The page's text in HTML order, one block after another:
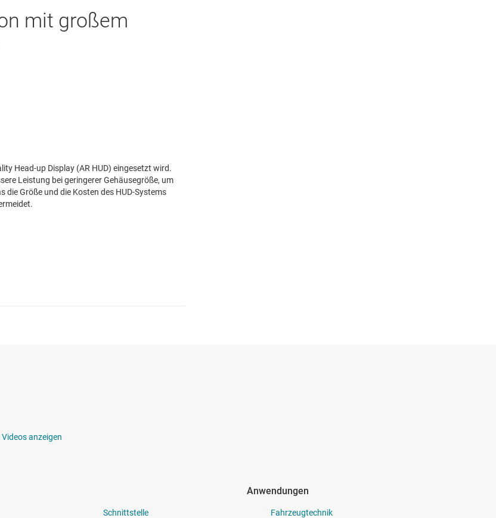
mit großem
Head-up Display (AR HUD) eingesetzt wird.
Leistung bei geringerer Gehäusegröße, um
Größe und die Kosten des HUD-Systems
Videos anzeigen
Schnittstelle
Anwendungen
Fahrzeugtechnik